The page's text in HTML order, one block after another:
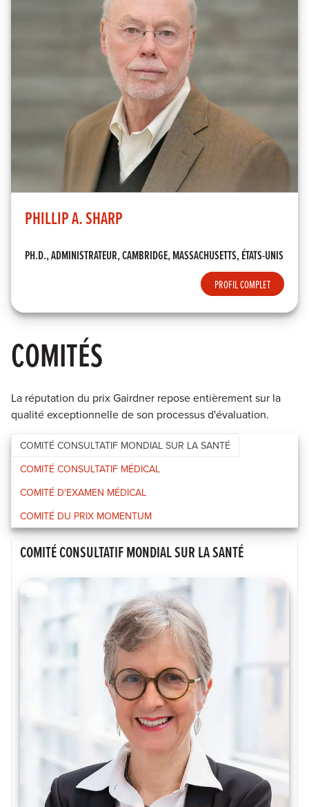
PHILLIP A. SHARP
PH.D., ADMINISTRATEUR, CAMBRIDGE, MASSACHUSETTS, ÉTATS-UNIS
PROFIL COMPLET
COMITÉS
La réputation du prix Gairdner repose entièrement sur la
qualité exceptionnelle de son processus d'évaluation.
COMITÉ CONSULTATIF MONDIAL SUR LA SANTÉ
COMITÉ CONSULTATIF MÉDICAL
COMITÉ D'EXAMEN MÉDICAL
COMITÉ DU PRIX MOMENTUM
COMITÉ CONSULTATIF MONDIAL SUR LA SANTÉ